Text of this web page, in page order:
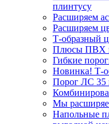
плинтусу
Расширяем
Расширяем
Т-образный
Плюсы ПВХ
Гибкие
Новинка! Т-
Порог ЛС 35
Мы
Напольные